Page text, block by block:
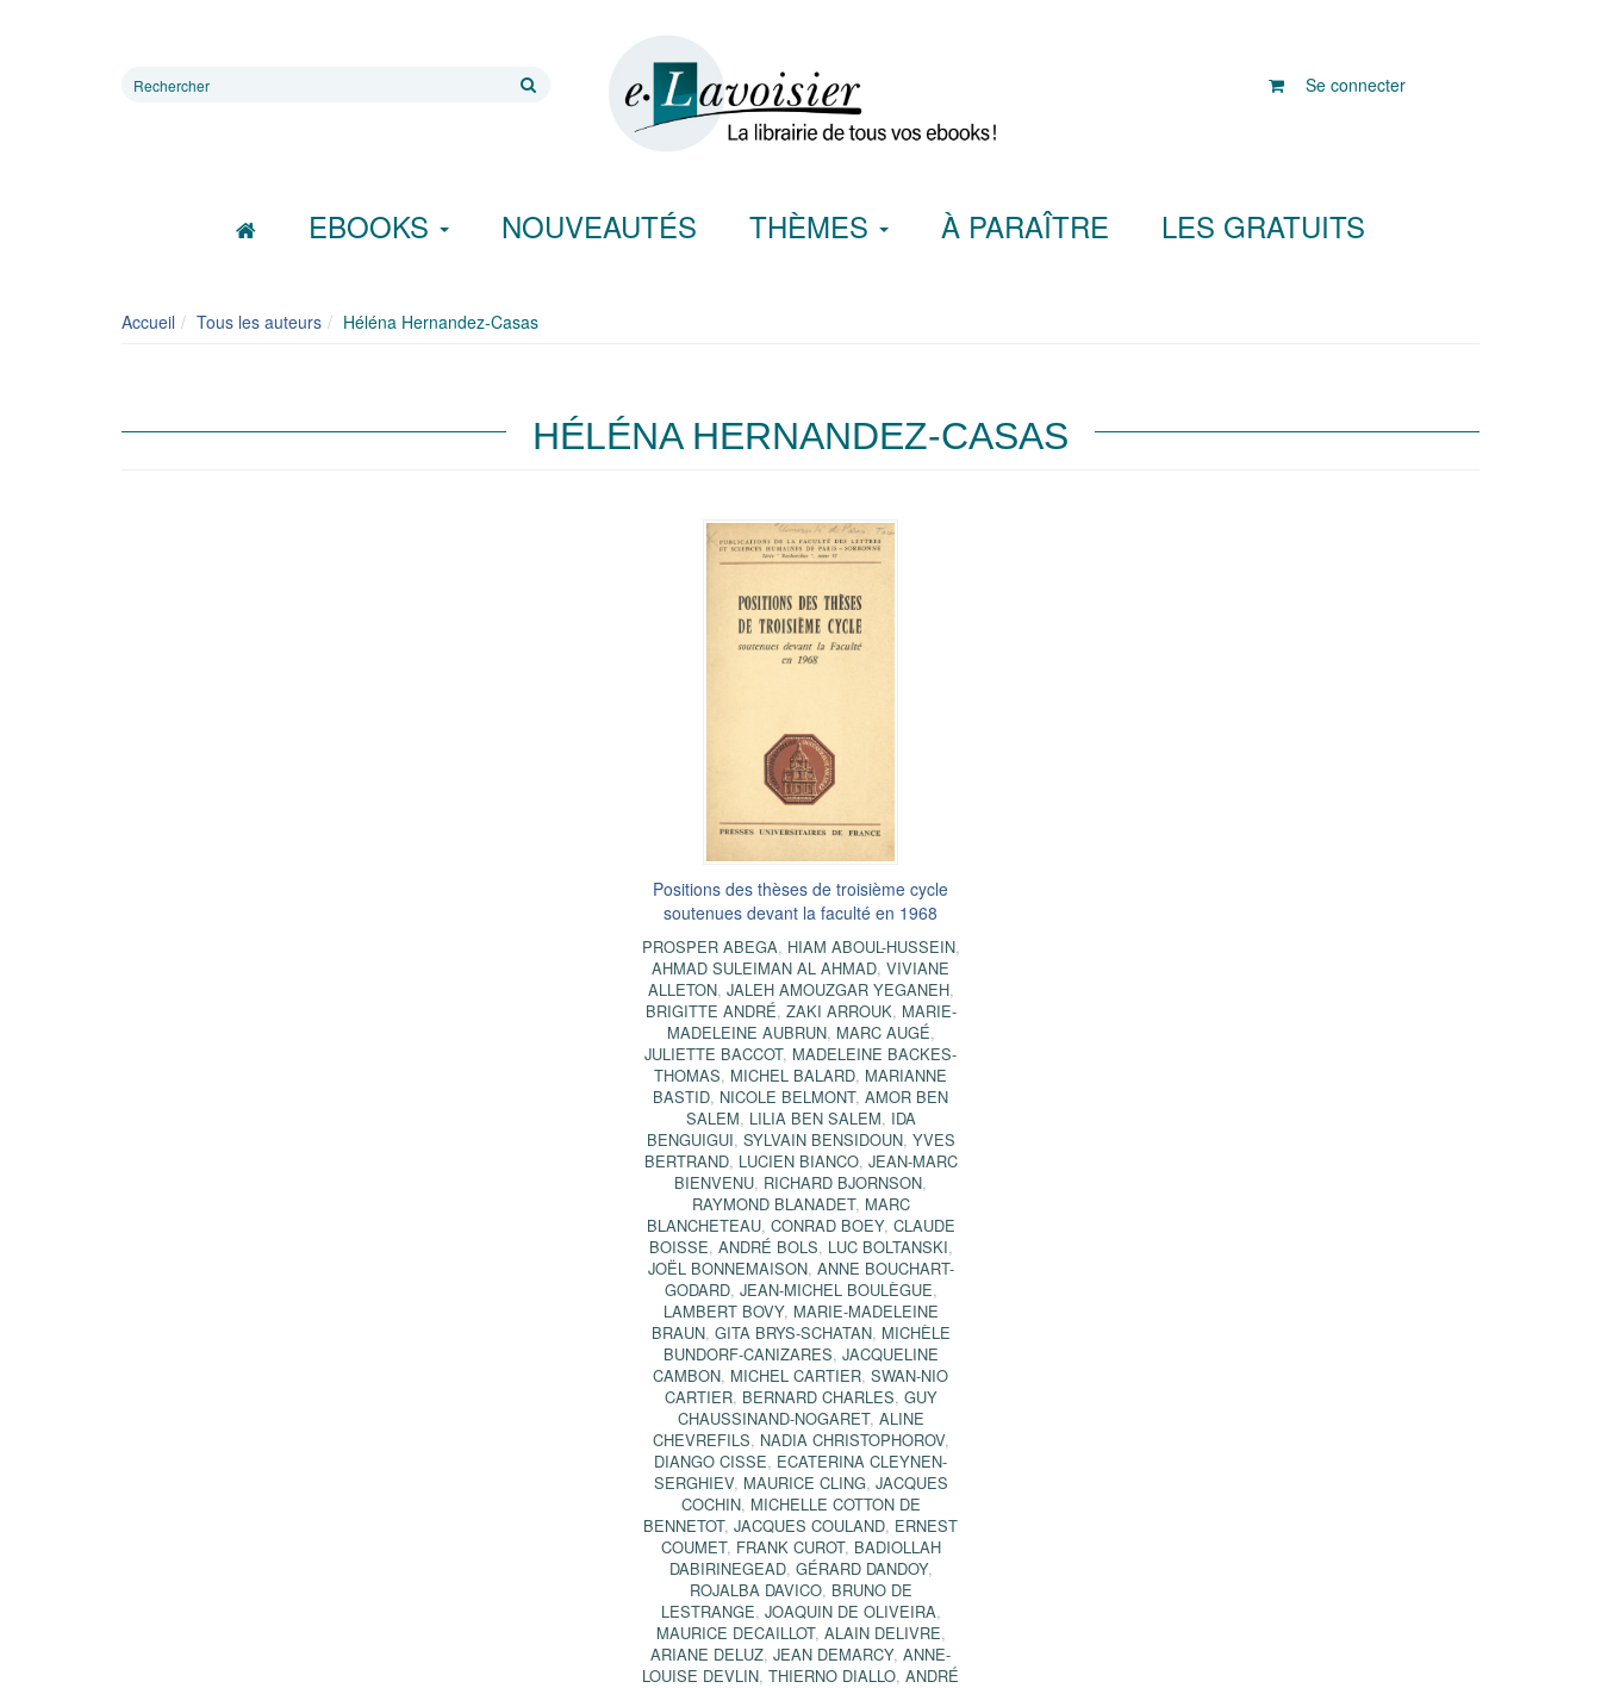
Rechercher
Se connecter
EBOOKS NOUVEAUTÉS THÈMES À PARAÎTRE LES GRATUITS
Accueil Tous les auteurs Héléna Hernandez-Casas
HÉLÉNA HERNANDEZ-CASAS
Positions des thèses de troisième cycle
soutenues devant la faculté en 1968
PROSPER ABEGA, HIAM ABOUL-HUSSEIN,
AHMAD SULEIMAN AL AHMAD, VIVIANE
ALLETON, JALEH AMOUZGAR YEGANEH,
BRIGITTE ANDRÉ, ZAKI ARROUK, MARIE-
MADELEINE AUBRUN, MARC AUGÉ,
JULIETTE BACCOT, MADELEINE BACKES-
THOMAS, MICHEL BALARD, MARIANNE
BASTID, NICOLE BELMONT, AMOR BEN
SALEM, LILIA BEN SALEM, IDA
BENGUIGUI, SYLVAIN BENSIDOUN, YVES
BERTRAND, LUCIEN BIANCO, JEAN-MARC
BIENVENU, RICHARD BJORNSON,
RAYMOND BLANADET, MARC
BLANCHETEAU, CONRAD BOEY, CLAUDE
BOISSE, ANDRÉ BOLS, LUC BOLTANSKI,
JOËL BONNEMAISON, ANNE BOUCHART-
GODARD, JEAN-MICHEL BOULÈGUE,
LAMBERT BOVY, MARIE-MADELEINE
BRAUN, GITA BRYS-SCHATAN, MICHÈLE
BUNDORF-CANIZARES, JACQUELINE
CAMBON, MICHEL CARTIER, SWAN-NIO
CARTIER, BERNARD CHARLES, GUY
CHAUSSINAND-NOGARET, ALINE
CHEVREFILS, NADIA CHRISTOPHOROV,
DIANGO CISSE, ECATERINA CLEYNEN-
SERGHIEV, MAURICE CLING, JACQUES
COCHIN, MICHELLE COTTON DE
BENNETOT, JACQUES COULAND, ERNEST
COUMET, FRANK CUROT, BADIOLLAH
DABIRINEGEAD, GÉRARD DANDOY,
ROJALBA DAVICO, BRUNO DE
LESTRANGE, JOAQUIN DE OLIVEIRA,
MAURICE DECAILLOT, ALAIN DELIVRE,
ARIANE DELUZ, JEAN DEMARCY, ANNE-
LOUISE DEVLIN, THIERNO DIALLO, ANDRÉ